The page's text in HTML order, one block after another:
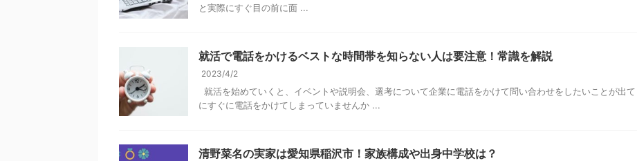
と実際にすぐ目の前に面 ...
就活で電話をかけるベストな時間帯を知らない人は要注意！常識を解説
2023/4/2
就活を始めていくと、イベントや説明会、選考について企業に電話をかけて問い合わせをしたいことが出
にすぐに電話をかけてしまっていませんか ...
清野菜名の実家は愛知県稲沢市！家族構成や出身中学校は？